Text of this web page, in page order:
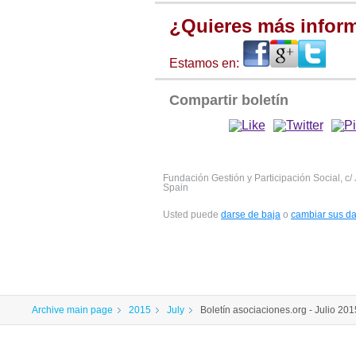
¿Quieres más
Estamos en:
Compartir boletín
Fundación Gestión y Participación Social,
Spain
Usted puede darse de baja o cambiar sus
Archive main page 2015 July Boletín asociaciones.org - Julio